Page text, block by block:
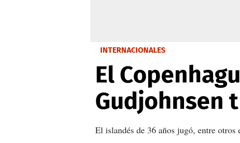
INTERNACIONALES
El
Gudjohnsen
El islandés de 36 años jugó, entre